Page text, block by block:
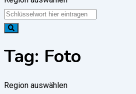
Tag: Foto
Region auswählen